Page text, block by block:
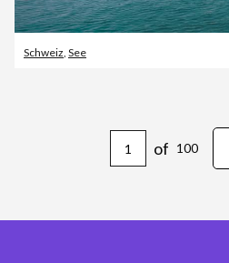
Schweiz, See
of 100